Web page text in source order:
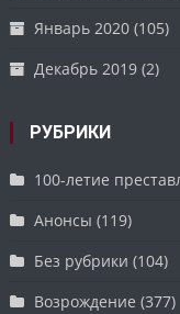
Январь 2020 (105)
Декабрь 2019 (2)
РУБРИКИ
100-летие
Анонсы (119)
Без рубрики (104)
Возрождение (377)